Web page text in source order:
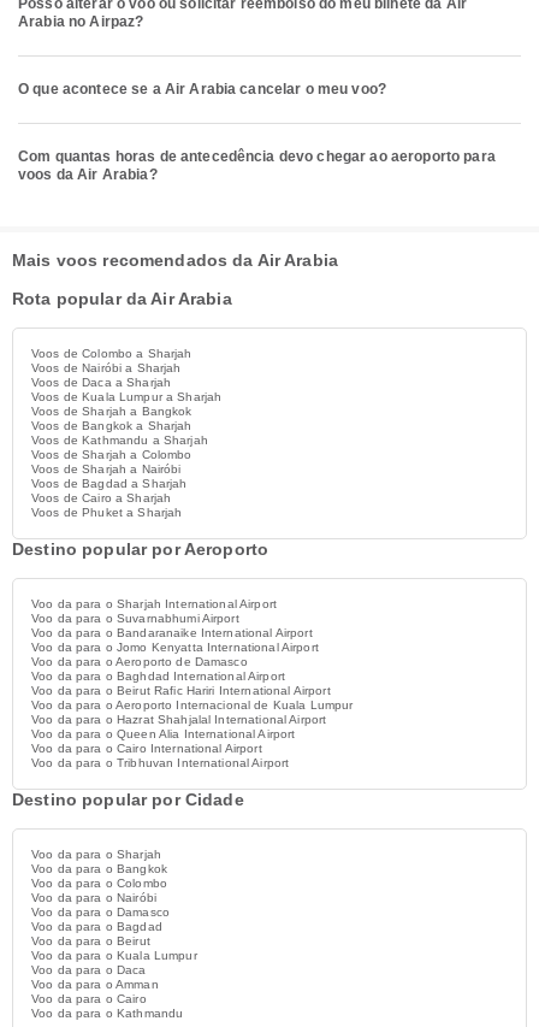
Posso alterar o voo ou solicitar reembolso do meu bilhete da Air
Arabia no Airpaz?
O que acontece se a Air Arabia cancelar o meu voo?
Com quantas horas de antecedência devo chegar ao aeroporto para
voos da Air Arabia?
Mais voos recomendados da Air Arabia
Rota popular da Air Arabia
Voos de Colombo a Sharjah
Voos de Nairóbi a Sharjah
Voos de Daca a Sharjah
Voos de Kuala Lumpur a Sharjah
Voos de Sharjah a Bangkok
Voos de Bangkok a Sharjah
Voos de Kathmandu a Sharjah
Voos de Sharjah a Colombo
Voos de Sharjah a Nairóbi
Voos de Bagdad a Sharjah
Voos de Cairo a Sharjah
Voos de Phuket a Sharjah
Destino popular por Aeroporto
Voo da para o Sharjah International Airport
Voo da para o Suvarnabhumi Airport
Voo da para o Bandaranaike International Airport
Voo da para o Jomo Kenyatta International Airport
Voo da para o Aeroporto de Damasco
Voo da para o Baghdad International Airport
Voo da para o Beirut Rafic Hariri International Airport
Voo da para o Aeroporto Internacional de Kuala Lumpur
Voo da para o Hazrat Shahjalal International Airport
Voo da para o Queen Alia International Airport
Voo da para o Cairo International Airport
Voo da para o Tribhuvan International Airport
Destino popular por Cidade
Voo da para o Sharjah
Voo da para o Bangkok
Voo da para o Colombo
Voo da para o Nairóbi
Voo da para o Damasco
Voo da para o Bagdad
Voo da para o Beirut
Voo da para o Kuala Lumpur
Voo da para o Daca
Voo da para o Amman
Voo da para o Cairo
Voo da para o Kathmandu